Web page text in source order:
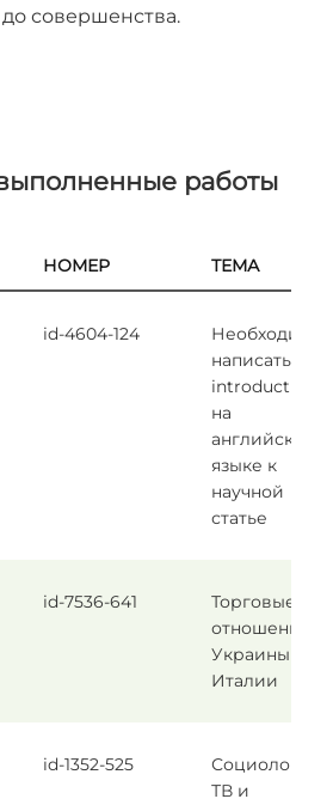
совершенства.
работы
НОМЕР ТЕМА
id-4604-124
Необходимо
написать
introduction
на
английском
языке к
научной
статье
id-7536-641
Торговые
отношения
Украины и
Италии
id-1352-525
Социология
ТВ и